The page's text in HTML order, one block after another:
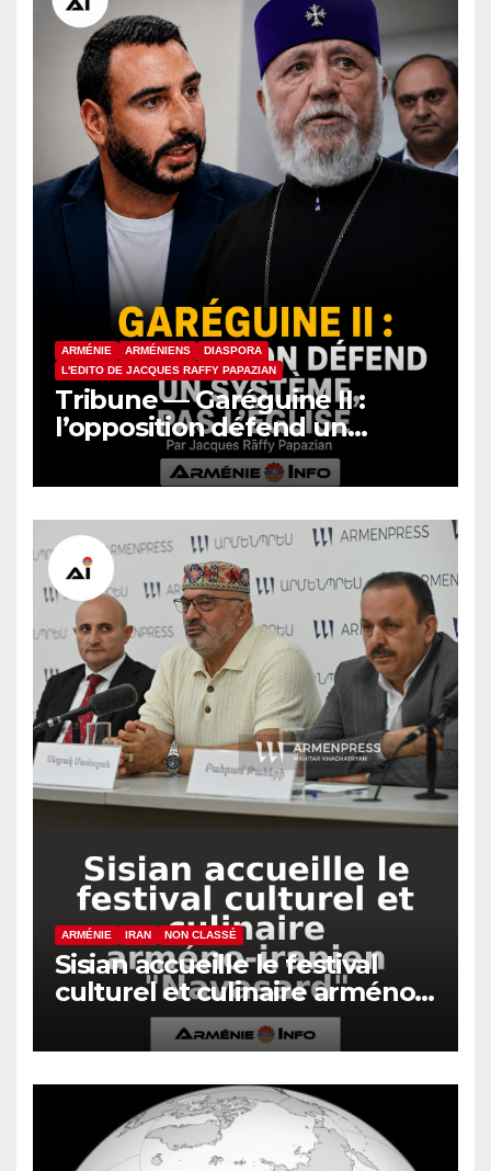
ARMÉNIE ARMÉNIENS
DIASPORA
L'EDITO DE JACQUES RAFFY PAPAZIAN
Tribune — Garéguine II :
l’opposition défend un
système, pas l’Église
ARMÉNIE IRAN NON CLASSÉ
Sisian accueille le festival
culturel et culinaire arméno-
iranien « Navasard »